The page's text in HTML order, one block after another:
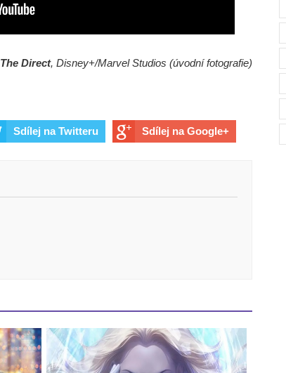
The Direct, Disney+/Marvel Studios (úvodní fotografie)
Sdílej na Twitteru Sdílej na Google+